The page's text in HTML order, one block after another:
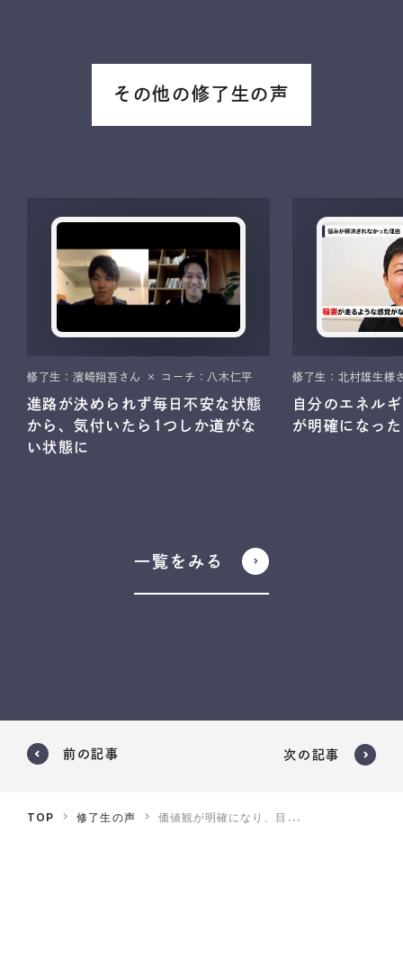
その他の修了生の声
修了生：濱崎翔吾さん × コーチ：八木仁平
進路が決められず毎日不安な状態
から、気付いたら1つしか道がな
い状態に
修了生：北村雄生様
自分のエネル
が明確になった
一覧をみる
前の記事 次の記事
TOP 修了生の声 価値観が明確になり、目...